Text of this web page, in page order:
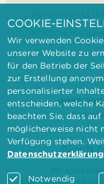
IMPRESSUM
Noch
Elternbilderinnen
COOKIE-
Wir verwenden
unserer Website zu
für den Betrieb der
zur Erstellung
personalisierter
entscheiden, welche
beachten Sie, dass
möglicherweise nicht
Verfügung stehen.
Datenschutzerklärung
Notwendig